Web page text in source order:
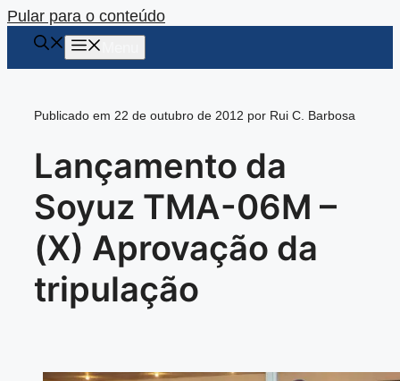
Pular para o conteúdo
Publicado em 22 de outubro de 2012 por Rui C. Barbosa
Lançamento da
Soyuz TMA-06M –
(X) Aprovação da
tripulação